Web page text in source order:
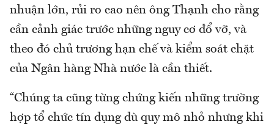
nhuận lớn, rủi ro cao nên ông Thạnh cho rằng
cần cảnh giác trước những nguy cơ đổ vỡ, và
theo đó chủ trương hạn chế và kiểm soát chặt
của Ngân hàng Nhà nước là cần thiết.
“Chúng ta cũng từng chứng kiến những trường
hợp tổ chức tín dụng dù quy mô nhỏ nhưng khi